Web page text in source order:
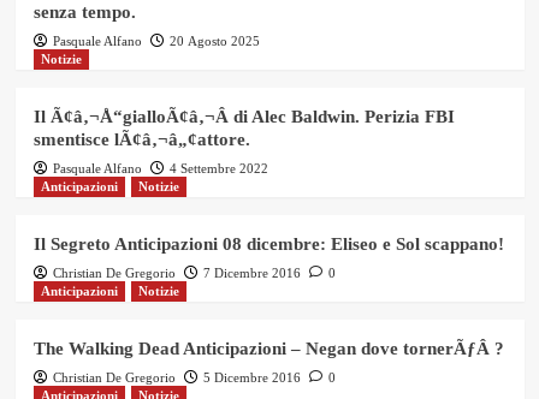
senza tempo.
Pasquale Alfano
20 Agosto 2025
Notizie
Il Ã¢â‚¬Å“gialloÃ¢â‚¬Â di Alec Baldwin. Perizia FBI
smentisce lÃ¢â‚¬â„¢attore.
Pasquale Alfano
4 Settembre 2022
Anticipazioni
Notizie
Il Segreto Anticipazioni 08 dicembre: Eliseo e Sol scappano!
Christian De Gregorio 7 Dicembre 2016
0
Anticipazioni
Notizie
The Walking Dead Anticipazioni – Negan dove tornerÃƒÂ ?
Christian De Gregorio 5 Dicembre 2016
0
Anticipazioni
Notizie